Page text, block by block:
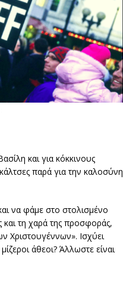
και για κόκκινους
παρά για την καλοσύνη
να φάμε στο στολισμένο
και τη χαρά της προσφοράς,
Χριστουγέννων». Ισχύει
άθεοι? Άλλωστε είναι